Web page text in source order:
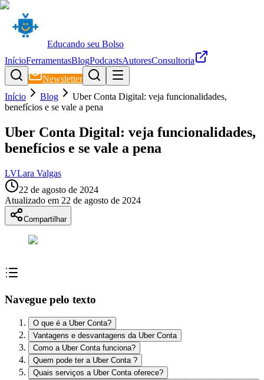
Educando seu Bolso
InícioFerramentasBlogPodcastsAutoresConsultoria
Newsletter
Início
Blog
Uber Conta Digital: veja funcionalidades,
benefícios e se vale a pena
Uber Conta Digital: veja funcionalidades,
benefícios e se vale a pena
LVLara Valgas
22 de agosto de 2024
Atualizado em 22 de agosto de 2024
Compartilhar
Navegue pelo texto
O que é a Uber Conta?
Vantagens e desvantagens da Uber Conta
Como a Uber Conta funciona?
Quem pode ter a Uber Conta ?
Quais serviços a Uber Conta oferece?